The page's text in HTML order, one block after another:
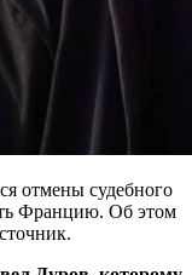
отмены судебного
Францию. Об этом